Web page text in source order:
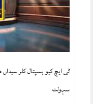
ٹی ایچ کیو ہسپتال کلر
سہولت